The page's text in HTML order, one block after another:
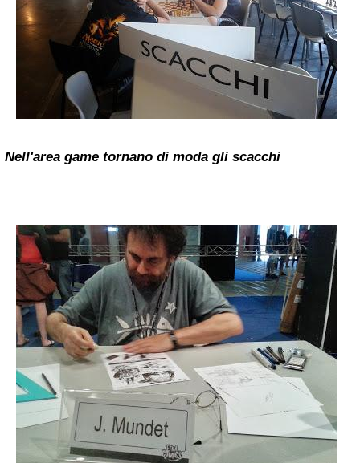
Nell'area game tornano di moda gli scacchi